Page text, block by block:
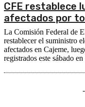
CFE restablece
afectados por
La Comisión Federal de
restablecer el suministro
afectados en Cajeme,
registrados este sábado